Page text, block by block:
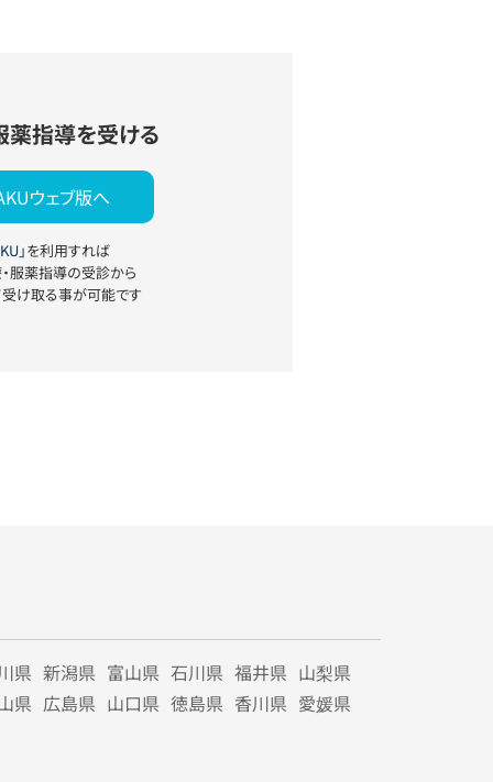
薬指導を受ける
ウェブ版へ
」を利用すれば
服薬指導の受診から
け取る事が可能です
県 新潟県 富山県 石川県 福井県 山梨県
県 広島県 山口県 徳島県 香川県 愛媛県